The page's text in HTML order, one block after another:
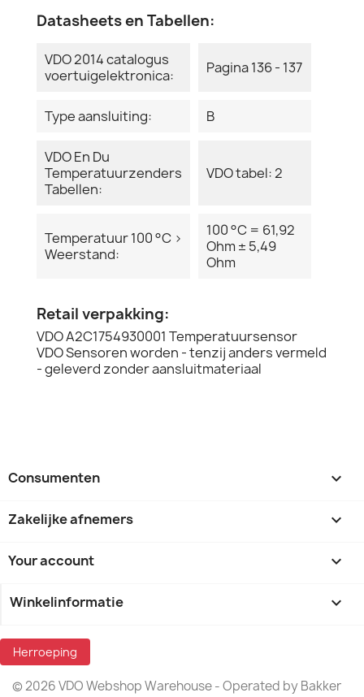
Datasheets en Tabellen:
VDO 2014 catalogus
voertuigelektronica:
Pagina 136 - 137
Type aansluiting: B
VDO En Du
Temperatuurzenders
Tabellen:
VDO tabel: 2
Temperatuur 100 °C >
Weerstand:
100 °C = 61,92
Ohm ± 5,49
Ohm
Retail verpakking:
VDO A2C1754930001 Temperatuursensor
VDO Sensoren worden - tenzij anders vermeld
- geleverd zonder aansluitmateriaal
Consumenten 
Zakelijke afnemers 
Your account 
Winkelinformatie keyboard_arrow_down
Herroeping
© 2026 VDO Webshop Warehouse - Operated by Bakker